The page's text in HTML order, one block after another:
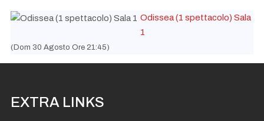
Odissea (1 spettacolo) Sala
1
(Dom 30 Agosto Ore 21:45)
EXTRA LINKS